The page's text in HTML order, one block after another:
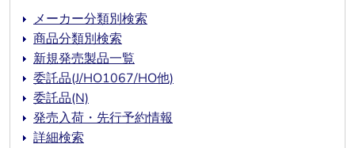
メーカー分類別検索
商品分類別検索
新規発売製品一覧
委託品(J/HO1067/HO他)
委託品(N)
発売入荷・先行予約情報
詳細検索